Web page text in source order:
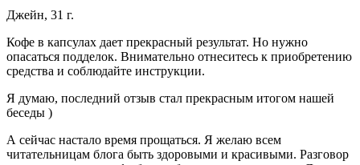
Джейн, 31 г.
Кофе в капсулах дает прекрасный результат. Но нужно
опасаться подделок. Внимательно отнеситесь к приобретению
средства и соблюдайте инструкции.
Я думаю, последний отзыв стал прекрасным итогом нашей
беседы )
А сейчас настало время прощаться. Я желаю всем
читательницам блога быть здоровыми и красивыми. Разговор